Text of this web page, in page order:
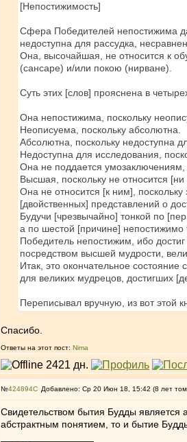
[Непостижимость]
Сфера Победителей непостижима
недоступна для рассудка,
Она, высочайшая, не относится к
(сансаре) и/или покою (нирване).
Суть этих [слов] прояснена в
Она непостижима, поскольку
Неописуема, поскольку абсолютна.
Абсолютна, поскольку недоступна
Недоступна для исследования,
Она не поддается умозаключениям,
Высшая, поскольку не относится
Она не относится [к ним], поскольку
[двойственных] представлений о
Будучи [чрезвычайно] тонкой по
а по шестой [причине]
Победитель непостижим, ибо
посредством высшей мудрости,
Итак, это окончательное
для великих мудрецов, достигших
Переписывал вручную, из вот этой
Спасибо.
Ответы на этот пост: Nima
№424894 Добавлено: Ср 20 Июн 18, 15:42 (8 лет
Свидетельством бытия Будды является
абстрактным понятием, то и бытие